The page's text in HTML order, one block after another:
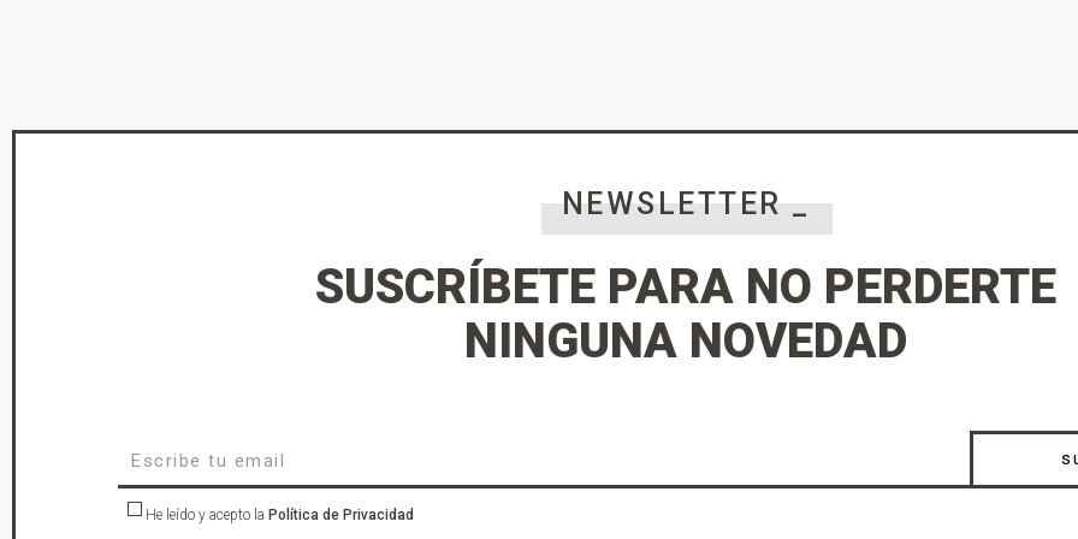
NEWSLETTER _
SUSCRÍBETE PARA NO PERDERTE
NINGUNA NOVEDAD
He leído y acepto la Política de Privacidad